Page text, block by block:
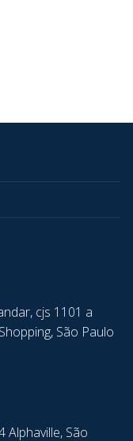
cjs 1101 a
São Paulo
Alphaville, São